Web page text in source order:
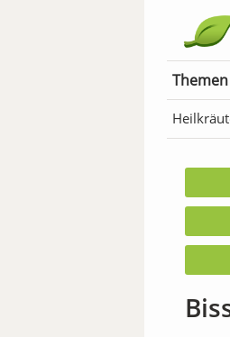
Themen